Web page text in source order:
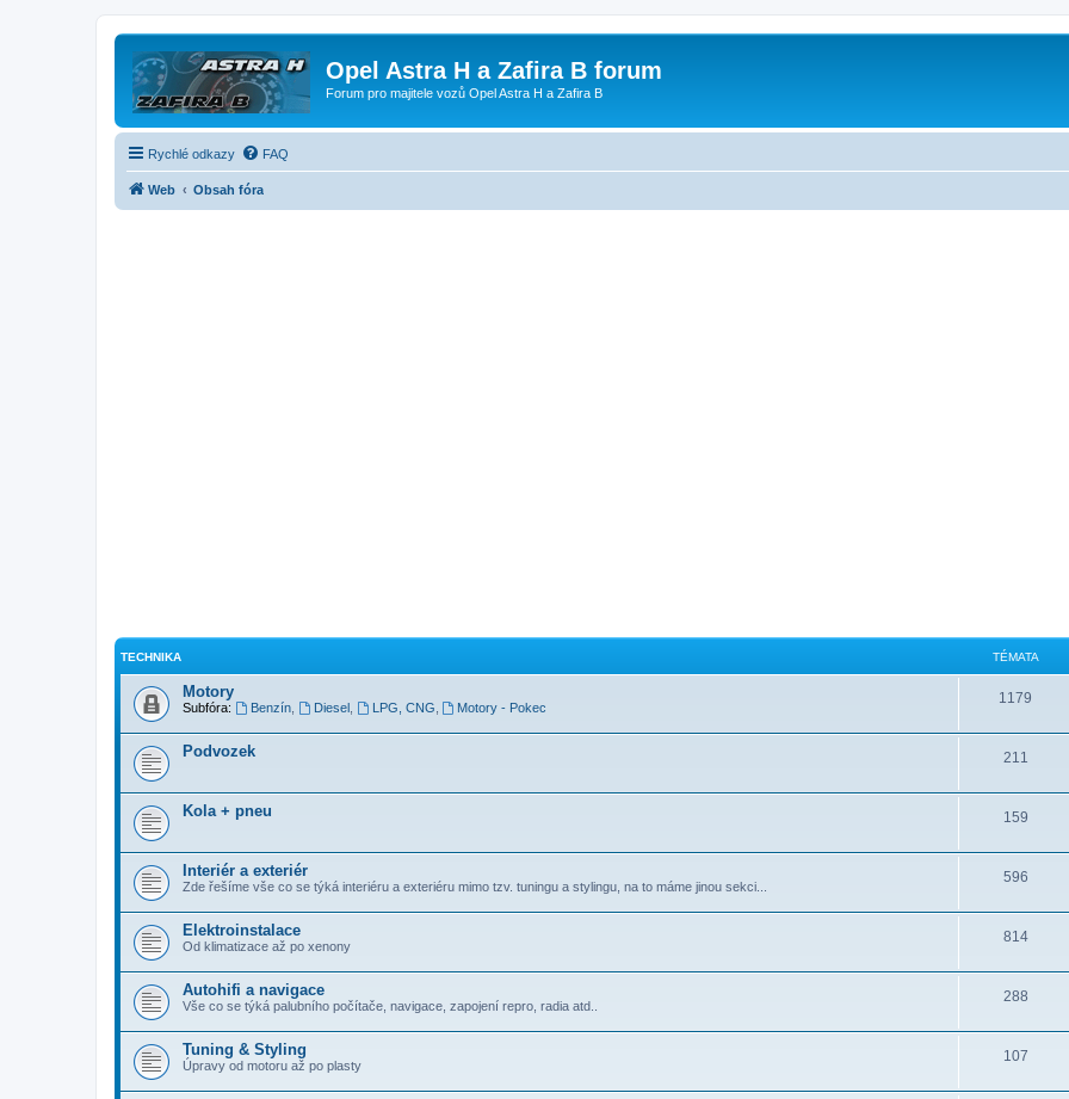
Opel Astra H a Zafira B forum
Forum pro majitele vozů Opel Astra H a Zafira B
Rychlé odkazy FAQ
Web Obsah fóra
TECHNIKA TÉMATA
Motory
Subfóra: Benzín, Diesel, LPG, CNG Motory - Pokec
1179
Podvozek 211
Kola + pneu 159
Interiér a exteriér
Zde řešíme vše co se týká interiéru a exteriéru mimo tzv. tuningu a stylingu, na to máme jinou sekci...
596
Elektroinstalace
Od klimatizace až po xenony
814
Autohifi a navigace
Vše co se týká palubního počítače, navigace, zapojení repro, radia atd..
288
Tuning & Styling
Úpravy od motoru až po plasty
107